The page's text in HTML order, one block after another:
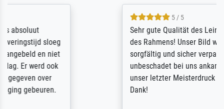
Sehr gute Qualität des Leinwanddrucks und
des Rahmens! Unser Bild wurde sehr
sorgfältig und sicher verpackt, so dass es
unbeschadet bei uns ankam. Es wird nicht
unser letzter Meisterdruck sein. Vielen
Dank!